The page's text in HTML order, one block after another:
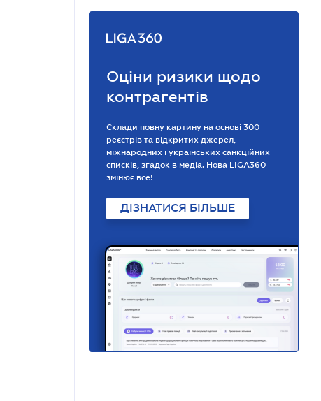
Оціни ризики щодо
контрагентів
Склади повну картину на основі 300
реєстрів та відкритих джерел,
міжнародних і українських санкційних
списків, згадок в медіа. Нова LIGA360
змінює все!
ДІЗНАТИСЯ БІЛЬШЕ